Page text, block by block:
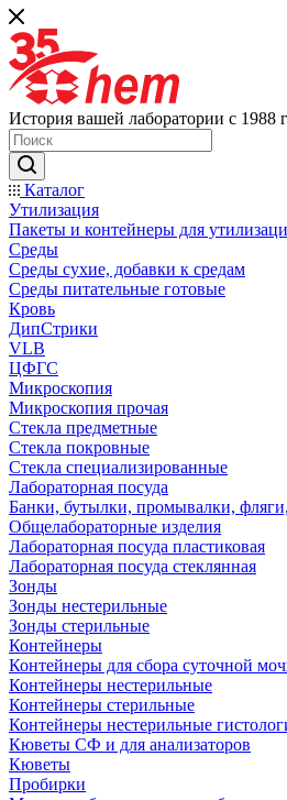
История вашей лаборатории с 1988
Каталог
Утилизация
Пакеты и контейнеры для
Среды
Среды сухие, добавки к средам
Среды питательные готовые
Кровь
ДипСтрики
VLB
ЦФГС
Микроскопия
Микроскопия прочая
Стекла предметные
Стекла покровные
Стекла специализированные
Лабораторная посуда
Банки, бутылки, промывалки,
Общелабораторные изделия
Лабораторная посуда пластиковая
Лабораторная посуда стеклянная
Зонды
Зонды нестерильные
Зонды стерильные
Контейнеры
Контейнеры для сбора суточной
Контейнеры нестерильные
Контейнеры стерильные
Контейнеры нестерильные
Кюветы СФ и для анализаторов
Кюветы
Пробирки